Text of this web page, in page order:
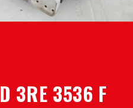
3RE 3536 F